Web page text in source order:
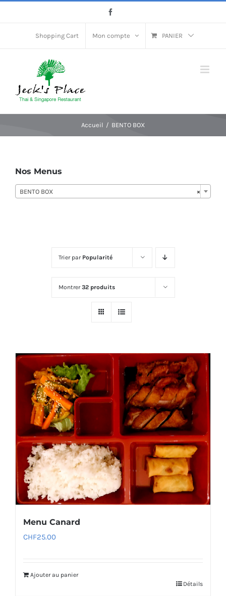
Shopping Cart Mon compte PANIER
Accueil BENTO BOX
Trier par Popularité
Montrer32 produits
Menu Canard
CHF25.00
Ajouter au panier
Détails
Nos Menus
×
BENTO BOX